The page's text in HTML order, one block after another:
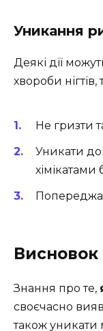
Уникання
Деякі дії
хвороби нігтів,
Не гризти
Уникати
хімікатами
Висновок
Знання про те,
своєчасно
також уникати